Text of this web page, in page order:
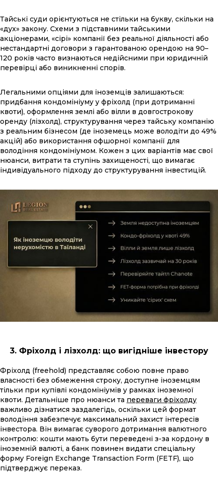
Тайські суди орієнтуються не стільки на букву, скільки на
«дух» закону. Схеми з підставними тайськими
акціонерами, «сірі» компанії без реальної діяльності або
нестандартні договори з гарантованою орендою на 90–
120 років часто визнаються недійсними при юридичній
перевірці або виникненні спорів.
Легальними опціями для іноземців залишаються:
придбання кондомініуму у фріхолд (при дотриманні
квоти), оформлення землі або вілли в довгострокову
оренду (лізхолд), структурування через тайську компанію
з реальним бізнесом (де іноземець може володіти до 49%
акцій) або використання офшорної компанії для
володіння кондомініумом. Кожен з цих варіантів має свої
нюанси, витрати та ступінь захищеності, що вимагає
індивідуального підходу до структурування інвестицій.
3. Фріхолд і лізхолд: що вигідніше інвестору
Фріхолд (freehold) представляє собою повне право
власності без обмеження строку, доступне іноземцям
тільки при купівлі кондомініумів у рамках іноземної
квоти. Детальніше про нюанси та переваги фріхолду
важливо дізнатися заздалегідь, оскільки цей формат
володіння забезпечує максимальний захист інтересів
інвестора. Він вимагає суворого дотримання валютного
контролю: кошти мають бути переведені з-за кордону в
іноземній валюті, а банк повинен видати спеціальну
форму Foreign Exchange Transaction Form (FETF), що
підтверджує переказ.